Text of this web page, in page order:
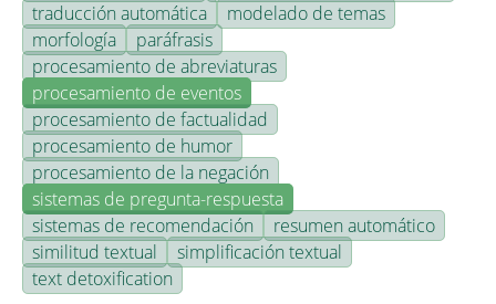
traducción automática
modelado de temas
morfología
paráfrasis
procesamiento de abreviaturas
procesamiento de eventos
procesamiento de factualidad
procesamiento de humor
procesamiento de la negación
sistemas de pregunta-respuesta
sistemas de recomendación
resumen automático
similitud textual
simplificación textual
text detoxification